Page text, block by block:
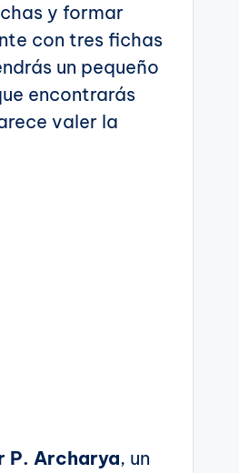
y formar
con tres fichas
un pequeño
encontrarás
valer la
P. Archarya, un